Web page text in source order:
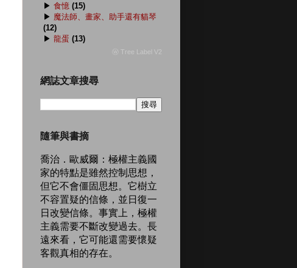
▶ 食憶 (15)
▶ 魔法師、畫家、助手還有貓琴
(12)
▶ 龍蛋 (13)
ⓦ Tree Label V2
網誌文章搜尋
隨筆與書摘
喬治．歐威爾：極權主義國
家的特點是雖然控制思想，
但它不會僵固思想。它樹立
不容置疑的信條，並日復一
日改變信條。事實上，極權
主義需要不斷改變過去。長
遠來看，它可能還需要懷疑
客觀真相的存在。